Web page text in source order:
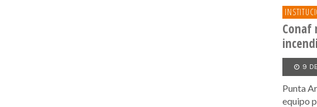
Conaf
9
Punta
equipo